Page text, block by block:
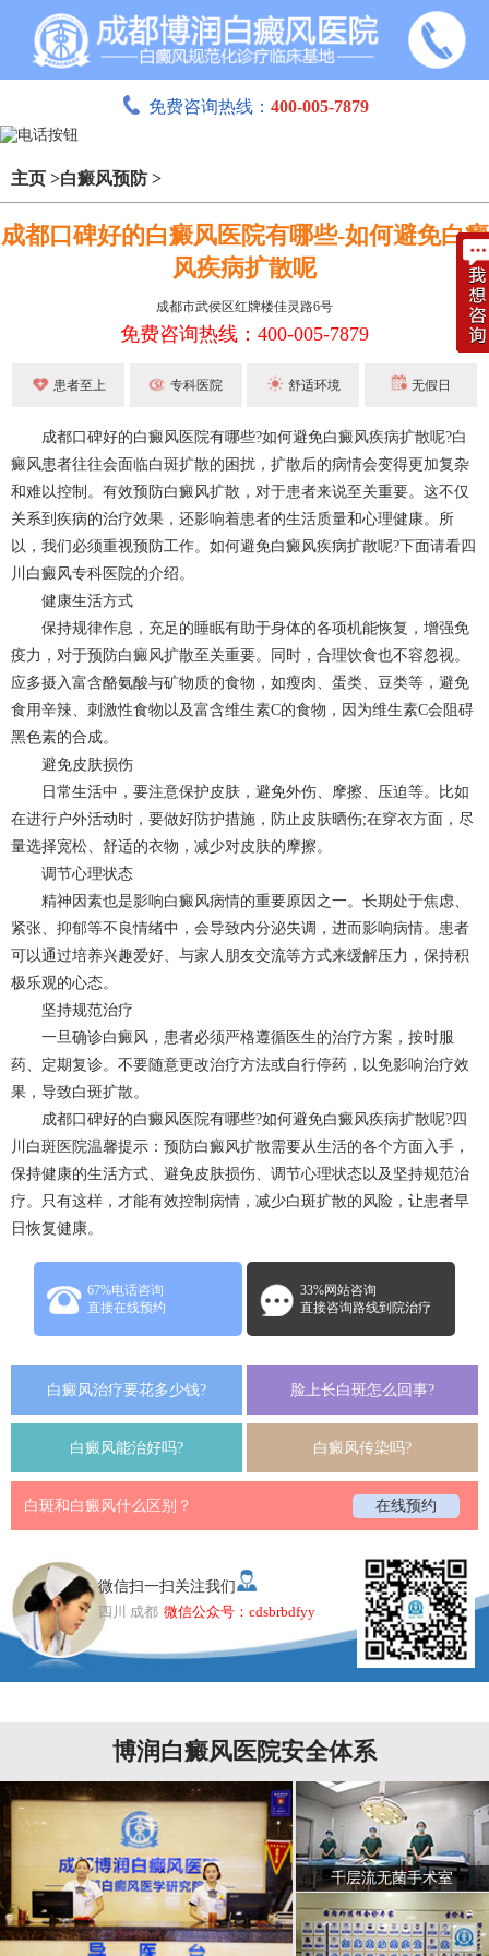
免费咨询热线： 400-005-7879
主页 >白癜风预防 >
成都口碑好的白癜风医院有哪些-如何避免白癜
风疾病扩散呢
成都市武侯区红牌楼佳灵路6号
免费咨询热线：400-005-7879
患者至上 专科医院 舒适环境 无假日
成都口碑好的白癜风医院有哪些?如何避免白癜风疾病扩散呢?白
癜风患者往往会面临白斑扩散的困扰，扩散后的病情会变得更加复杂
和难以控制。有效预防白癜风扩散，对于患者来说至关重要。这不仅
关系到疾病的治疗效果，还影响着患者的生活质量和心理健康。所
以，我们必须重视预防工作。如何避免白癜风疾病扩散呢?下面请看四
川白癜风专科医院的介绍。
健康生活方式
保持规律作息，充足的睡眠有助于身体的各项机能恢复，增强免
疫力，对于预防白癜风扩散至关重要。同时，合理饮食也不容忽视。
应多摄入富含酪氨酸与矿物质的食物，如瘦肉、蛋类、豆类等，避免
食用辛辣、刺激性食物以及富含维生素C的食物，因为维生素C会阻碍
黑色素的合成。
避免皮肤损伤
日常生活中，要注意保护皮肤，避免外伤、摩擦、压迫等。比如
在进行户外活动时，要做好防护措施，防止皮肤晒伤;在穿衣方面，尽
量选择宽松、舒适的衣物，减少对皮肤的摩擦。
调节心理状态
精神因素也是影响白癜风病情的重要原因之一。长期处于焦虑、
紧张、抑郁等不良情绪中，会导致内分泌失调，进而影响病情。患者
可以通过培养兴趣爱好、与家人朋友交流等方式来缓解压力，保持积
极乐观的心态。
坚持规范治疗
一旦确诊白癜风，患者必须严格遵循医生的治疗方案，按时服
药、定期复诊。不要随意更改治疗方法或自行停药，以免影响治疗效
果，导致白斑扩散。
成都口碑好的白癜风医院有哪些?如何避免白癜风疾病扩散呢?四
川白斑医院温馨提示：预防白癜风扩散需要从生活的各个方面入手，
保持健康的生活方式、避免皮肤损伤、调节心理状态以及坚持规范治
疗。只有这样，才能有效控制病情，减少白斑扩散的风险，让患者早
日恢复健康。
67%电话咨询
直接在线预约
33%网站咨询
直接咨询路线到院治疗
白癜风治疗要花多少钱? 脸上长白斑怎么回事?
白癜风能治好吗? 白癜风传染吗?
白斑和白癜风什么区别？ 在线预约
微信扫一扫关注我们
四川 成都 微信公众号：cdsbrbdfyy
博润白癜风医院安全体系
千层流无菌手术室